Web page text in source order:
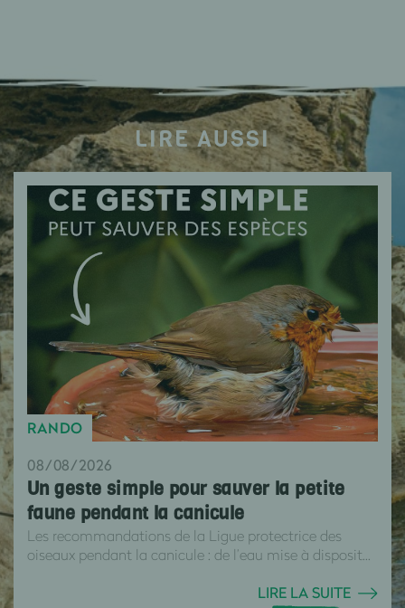
LIRE AUSSI
RANDO
08/08/2026
Un geste simple pour sauver la petite
faune pendant la canicule
Les recommandations de la Ligue protectrice des
oiseaux pendant la canicule : de l’eau mise à disposit...
LIRE LA SUITE